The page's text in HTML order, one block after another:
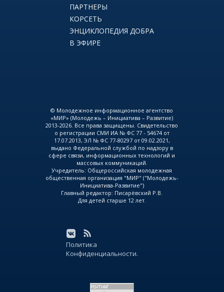
ПАРТНЕРЫ
КОРСЕТЬ
ЭНЦИКЛОПЕДИЯ ДОБРА
В ЭФИРЕ
© Молодежное информационное агентство
«МИР» (Молодежь – Инициатива – Развитие)
2013-2026. Все права защищены. Свидетельство
о регистрации СМИ ИА № ФС 77 - 54674 от
17.07.2013, ЭЛ № ФС 77-80297 от 09.02.2021,
выдано Федеральной службой по надзору в
сфере связи, информационных технологий и
массовых коммуникаций.
Учредитель: Общероссийская молодежная
общественная организация "МИР" ("Молодежь-
Инициатива-Развитие")
Главный редактор: Писарёвский Р.В.
Для детей старше 12 лет.
Политика
Конфиденциальности.